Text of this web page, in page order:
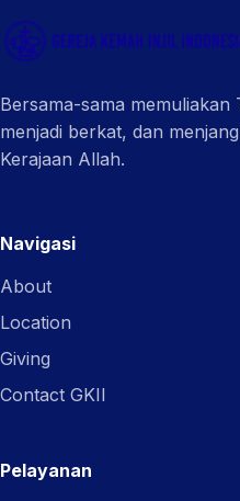
Bersama-sama memuliakan
menjadi berkat, dan
Kerajaan Allah.
Navigasi
About
Location
Giving
Contact GKII
Pelayanan